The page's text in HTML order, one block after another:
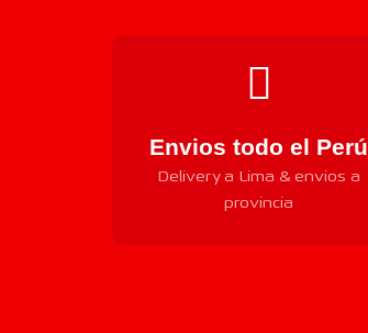
Envios todo el Perú
Delivery a Lima & envios a
provincia